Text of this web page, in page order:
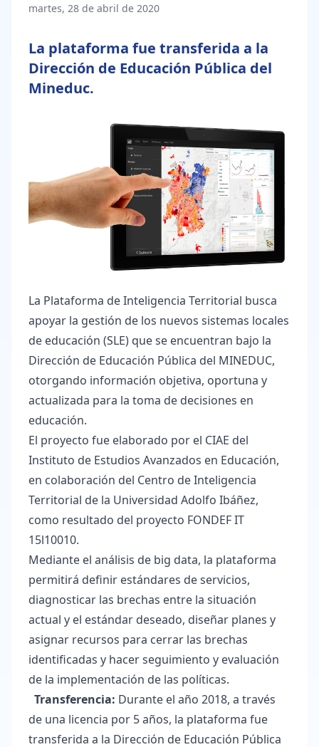
Educación Pública
Libertad de Enseñanza
martes, 28 de abril de 2020
La plataforma fue transferida a la
Dirección de Educación Pública del
Mineduc.
La Plataforma de Inteligencia Territorial busca
apoyar la gestión de los nuevos sistemas locales
de educación (SLE) que se encuentran bajo la
Dirección de Educación Pública del MINEDUC,
otorgando información objetiva, oportuna y
actualizada para la toma de decisiones en
educación.
El proyecto fue elaborado por el CIAE del
Instituto de Estudios Avanzados en Educación,
en colaboración del Centro de Inteligencia
Territorial de la Universidad Adolfo Ibáñez,
como resultado del proyecto FONDEF IT
15l10010.
Mediante el análisis de big data, la plataforma
permitirá definir estándares de servicios,
diagnosticar las brechas entre la situación
actual y el estándar deseado, diseñar planes y
asignar recursos para cerrar las brechas
identificadas y hacer seguimiento y evaluación
de la implementación de las políticas.
Transferencia: Durante el año 2018, a través
de una licencia por 5 años, la plataforma fue
transferida a la Dirección de Educación Pública